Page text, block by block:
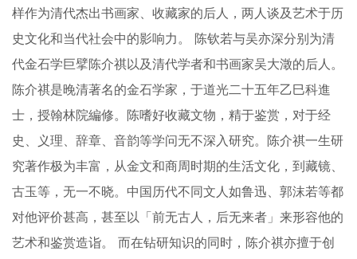
样作为清代杰出书画家、收藏家的后人，两人谈及艺术于历
史文化和当代社会中的影响力。 陈钦若与吴亦深分别为清
代金石学巨擘陈介祺以及清代学者和书画家吴大澂的后人。
陈介祺是晚清著名的金石学家，于道光二十五年乙巳科進
士，授翰林院編修。陈嗜好收藏文物，精于鉴赏，对于经
史、义理、辞章、音韵等学问无不深入研究。陈介祺一生研
究著作极为丰富，从金文和商周时期的生活文化，到藏镜、
古玉等，无一不晓。中国历代不同文人如鲁迅、郭沫若等都
对他评价甚高，甚至以「前无古人，后无来者」来形容他的
艺术和鉴赏造诣。 而在钻研知识的同时，陈介祺亦擅于创